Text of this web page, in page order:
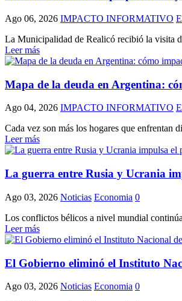
Ago 06, 2026 IMPACTO INFORMATIVO
La Municipalidad de Realicó recibió la visita
Leer más
Mapa de la deuda en Argentina:
Ago 04, 2026 IMPACTO INFORMATIVO
Cada vez son más los hogares que enfrentan
Leer más
La guerra entre Rusia y Ucrania
Ago 03, 2026 Noticias Economia 0
Los conflictos bélicos a nivel mundial
Leer más
El Gobierno eliminó el Instituto
Ago 03, 2026 Noticias Economia 0